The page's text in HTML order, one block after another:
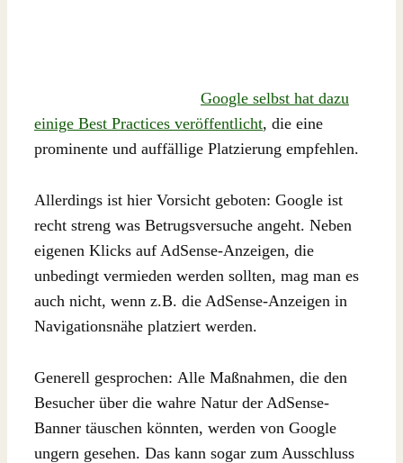
Google selbst hat dazu
einige Best Practices veröffentlicht, die eine
prominente und auffällige Platzierung empfehlen.
Allerdings ist hier Vorsicht geboten: Google ist
recht streng was Betrugsversuche angeht. Neben
eigenen Klicks auf AdSense-Anzeigen, die
unbedingt vermieden werden sollten, mag man es
auch nicht, wenn z.B. die AdSense-Anzeigen in
Navigationsnähe platziert werden.
Generell gesprochen: Alle Maßnahmen, die den
Besucher über die wahre Natur der AdSense-
Banner täuschen könnten, werden von Google
ungern gesehen. Das kann sogar zum Ausschluss